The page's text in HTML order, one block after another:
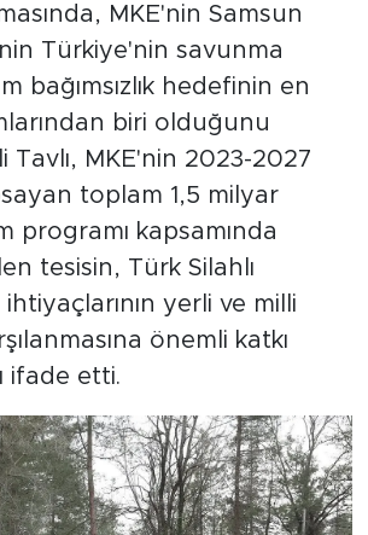
MKE'nin Samsun
Türkiye'nin savunma
bağımsızlık hedefinin en
biri olduğunu
Tavlı, MKE'nin 2023-2027
toplam 1,5 milyar
programı kapsamında
tesisin, Türk Silahlı
yerli ve milli
önemli katkı
ifade etti.